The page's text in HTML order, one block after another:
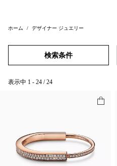
ホーム デザイナー ジュエリー
検索条件
表示中 1 - 24 / 24